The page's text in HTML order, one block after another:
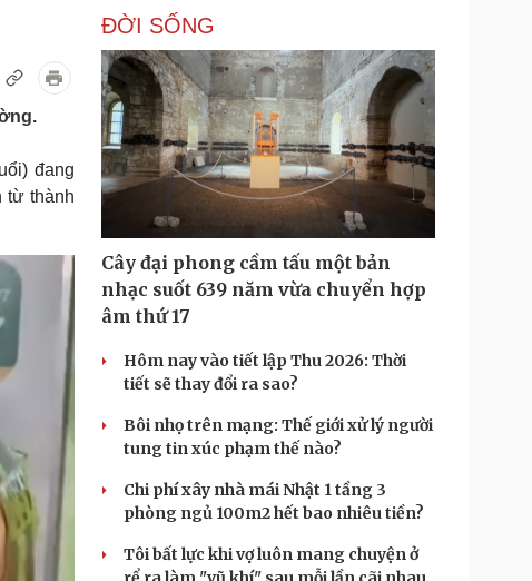
Giá cà phê
Doanh nghiệp
Thông tin doanh nghiệp
Doanh nghiệp 24h
Doanh nhân
Công nghệ
Sành điệu
Tin Công nghệ
Trải nghiệm
Chuyển đổi số
Du lịch
Tư vấn
Săn Tour
check-in
Podcast
Câu chuyện thời sự
Cửa sổ tình yêu
Kể chuyện cho bé
đang
từ thành
ĐỜI SỐNG
Cây đại phong cầm tấu một bản
nhạc suốt 639 năm vừa chuyển hợp
âm thứ 17
Hôm nay vào tiết lập Thu 2026: Thời
tiết sẽ thay đổi ra sao?
Bôi nhọ trên mạng: Thế giới xử lý người
tung tin xúc phạm thế nào?
Chi phí xây nhà mái Nhật 1 tầng 3
phòng ngủ 100m2 hết bao nhiêu tiền?
Tôi bất lực khi vợ luôn mang chuyện ở